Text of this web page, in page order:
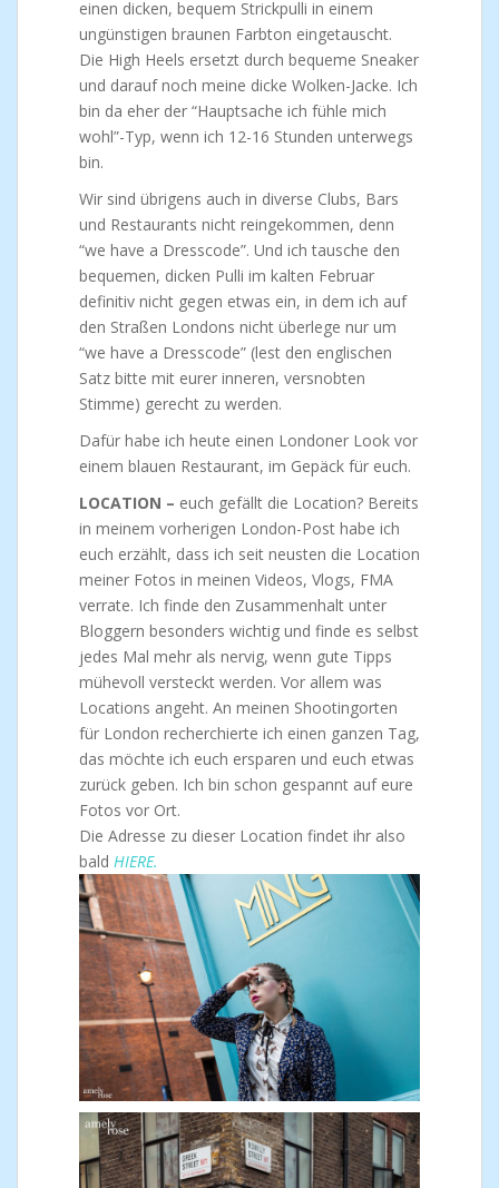
einen dicken, bequem Strickpulli in einem
ungünstigen braunen Farbton eingetauscht.
Die High Heels ersetzt durch bequeme Sneaker
und darauf noch meine dicke Wolken-Jacke. Ich
bin da eher der “Hauptsache ich fühle mich
wohl”-Typ, wenn ich 12-16 Stunden unterwegs
bin.
Wir sind übrigens auch in diverse Clubs, Bars
und Restaurants nicht reingekommen, denn
“we have a Dresscode”. Und ich tausche den
bequemen, dicken Pulli im kalten Februar
definitiv nicht gegen etwas ein, in dem ich auf
den Straßen Londons nicht überlege nur um
“we have a Dresscode” (lest den englischen
Satz bitte mit eurer inneren, versnobten
Stimme) gerecht zu werden.
Dafür habe ich heute einen Londoner Look vor
einem blauen Restaurant, im Gepäck für euch.
LOCATION – euch gefällt die Location? Bereits
in meinem vorherigen London-Post habe ich
euch erzählt, dass ich seit neusten die Location
meiner Fotos in meinen Videos, Vlogs, FMA
verrate. Ich finde den Zusammenhalt unter
Bloggern besonders wichtig und finde es selbst
jedes Mal mehr als nervig, wenn gute Tipps
mühevoll versteckt werden. Vor allem was
Locations angeht. An meinen Shootingorten
für London recherchierte ich einen ganzen Tag,
das möchte ich euch ersparen und euch etwas
zurück geben. Ich bin schon gespannt auf eure
Fotos vor Ort.
Die Adresse zu dieser Location findet ihr also
bald HIERE.